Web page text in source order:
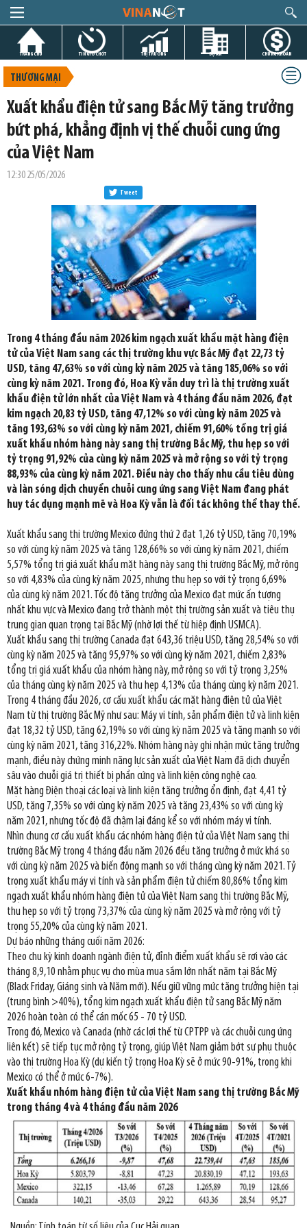
TRANG CHỦ TIN GIỜ CHÓT THỊ TRƯỜNG DỰ ÁN CHỨNG KHOÁN
THƯƠNG MẠI
Xuất khẩu điện tử sang Bắc Mỹ tăng trưởng
bứt phá, khẳng định vị thế chuỗi cung ứng
của Việt Nam
12:30 25/05/2026
Tweet
Trong 4 tháng đầu năm 2026 kim ngạch xuất khẩu mặt hàng điện
tử của Việt Nam sang các thị trường khu vực Bắc Mỹ đạt 22,73 tỷ
USD, tăng 47,63% so với cùng kỳ năm 2025 và tăng 185,06% so với
cùng kỳ năm 2021. Trong đó, Hoa Kỳ vẫn duy trì là thị trường xuất
khẩu điện tử lớn nhất của Việt Nam và 4 tháng đầu năm 2026, đạt
kim ngạch 20,83 tỷ USD, tăng 47,12% so với cùng kỳ năm 2025 và
tăng 193,63% so với cùng kỳ năm 2021, chiếm 91,60% tổng trị giá
xuất khẩu nhóm hàng này sang thị trường Bắc Mỹ, thu hẹp so với
tỷ trọng 91,92% của cùng kỳ năm 2025 và mở rộng so với tỷ trọng
88,93% của cùng kỳ năm 2021. Điều này cho thấy nhu cầu tiêu dùng
và làn sóng dịch chuyển chuỗi cung ứng sang Việt Nam đang phát
huy tác dụng mạnh mẽ và Hoa Kỳ vẫn là đối tác không thể thay thế.
Xuất khẩu sang thị trường Mexico đứng thứ 2 đạt 1,26 tỷ USD, tăng 70,19%
so với cùng kỳ năm 2025 và tăng 128,66% so với cùng kỳ năm 2021, chiếm
5,57% tổng trị giá xuất khẩu mặt hàng này sang thị trường Bắc Mỹ, mở rộng
so với 4,83% của cùng kỳ năm 2025, nhưng thu hẹp so với tỷ trọng 6,69%
của cùng kỳ năm 2021. Tốc độ tăng trưởng của Mexico đạt mức ấn tượng
nhất khu vực và Mexico đang trở thành một thị trường sản xuất và tiêu thụ
trung gian quan trọng tại Bắc Mỹ (nhờ lợi thế từ hiệp định USMCA).
Xuất khẩu sang thị trường Canada đạt 643,36 triệu USD, tăng 28,54% so với
cùng kỳ năm 2025 và tăng 95,97% so với cùng kỳ năm 2021, chiếm 2,83%
tổng trị giá xuất khẩu của nhóm hàng này, mở rộng so với tỷ trọng 3,25%
của tháng cùng kỳ năm 2025 và thu hẹp 4,13% của tháng cùng kỳ năm 2021.
Trong 4 tháng đầu 2026, cơ cấu xuất khẩu các mặt hàng điện tử của Việt
Nam từ thị trường Bắc Mỹ như sau: Máy vi tính, sản phẩm điện tử và linh kiện
đạt 18,32 tỷ USD, tăng 62,19% so với cùng kỳ năm 2025 và tăng mạnh so với
cùng kỳ năm 2021, tăng 316,22%. Nhóm hàng này ghi nhận mức tăng trưởng
mạnh, điều này chứng minh năng lực sản xuất của Việt Nam đã dịch chuyển
sâu vào chuỗi giá trị thiết bị phần cứng và linh kiện công nghệ cao.
Mặt hàng Điện thoại các loại và linh kiện tăng trưởng ổn định, đạt 4,41 tỷ
USD, tăng 7,35% so với cùng kỳ năm 2025 và tăng 23,43% so với cùng kỳ
năm 2021, nhưng tốc độ đã chậm lại đáng kể so với nhóm máy vi tính.
Nhìn chung cơ cấu xuất khẩu các nhóm hàng điện tử của Việt Nam sang thị
trường Bắc Mỹ trong 4 tháng đầu năm 2026 đều tăng trưởng ở mức khá so
với cùng kỳ năm 2025 và biến động mạnh so với tháng cùng kỳ năm 2021. Tỷ
trọng xuất khẩu máy vi tính và sản phẩm điện tử chiếm 80,86% tổng kim
ngạch xuất khẩu nhóm hàng điện tử của Việt Nam sang thị trường Bắc Mỹ,
thu hẹp so với tỷ trọng 73,37% của cùng kỳ năm 2025 và mở rộng với tỷ
trọng 55,20% của cùng kỳ năm 2021.
Dự báo những tháng cuối năm 2026:
Theo chu kỳ kinh doanh ngành điện tử, đỉnh điểm xuất khẩu sẽ rơi vào các
tháng 8,9,10 nhằm phục vụ cho mùa mua sắm lớn nhất năm tại Bắc Mỹ
(Black Friday, Giáng sinh và Năm mới). Nếu giữ vững mức tăng trưởng hiện tại
(trung bình >40%), tổng kim ngạch xuất khẩu điện tử sang Bắc Mỹ năm
2026 hoàn toàn có thể cán mốc 65 - 70 tỷ USD.
Trong đó, Mexico và Canada (nhờ các lợi thế từ CPTPP và các chuỗi cung ứng
liên kết) sẽ tiếp tục mở rộng tỷ trọng, giúp Việt Nam giảm bớt sự phụ thuộc
vào thị trường Hoa Kỳ (dự kiến tỷ trọng Hoa Kỳ sẽ ở mức 90-91%, trong khi
Mexico có thể ở mức 6-7%).
Xuất khẩu nhóm hàng điện tử của Việt Nam sang thị trường Bắc Mỹ
trong tháng 4 và 4 tháng đầu năm 2026